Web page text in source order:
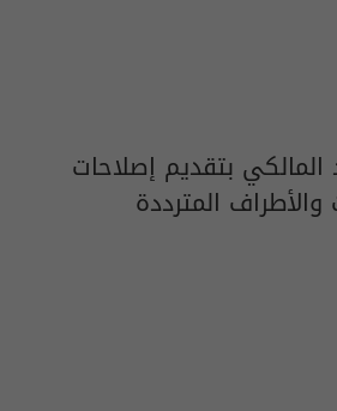
بتقديم إصلاحات
المترددة